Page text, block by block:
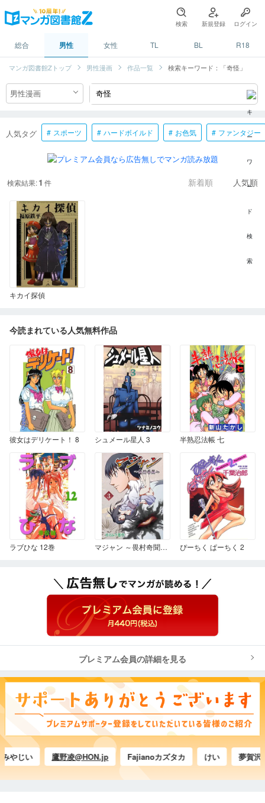
検索 新規登録 ログイン
総合 男性 女性 TL BL R18
マンガ図書館Zトップ 男性漫画 作品一覧 検索キーワード：「奇怪」
人気タグ スポーツ ハードボイルド お色気 ファンタジー
検索結果:1 件 新着順 人気順
キカイ探偵
今読まれている人気無料作品
彼女はデリケート！ 8 シュメール星人 3 半熟忍法帳 七
ラブひな 12巻 マジャン ～畏村奇聞～ 3 ぴーちく ぱーちく 2
プレミアム会員の詳細を見る
い 鷹野凌@HON.jp Fajianoカズタカ 夢賀沢山